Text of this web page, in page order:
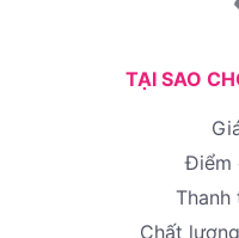
TẠI SAO
Điểm
Thanh
Chất